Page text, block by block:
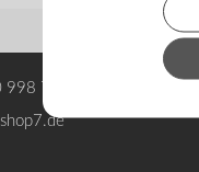
70